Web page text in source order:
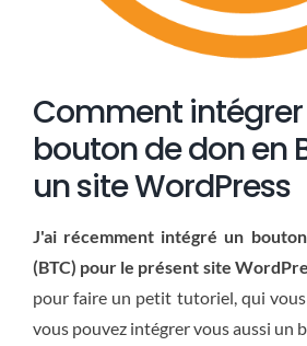
Comment
bouton de don en
un site WordPress
J'ai récemment intégré un
(BTC) pour le présent site
pour faire un petit tutoriel, qui
vous pouvez intégrer vous aussi un